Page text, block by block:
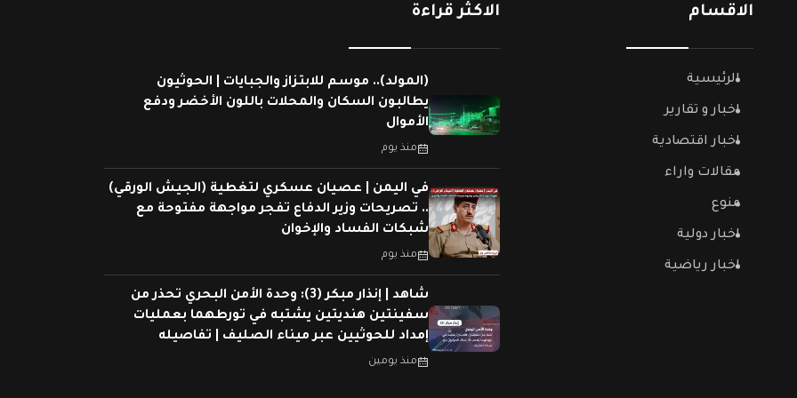
الاقسام
الرئيسية
اخبار و تقارير
اخبار اقتصادية
مقالات واراء
منوع
اخبار دولية
اخبار رياضية
الاكثر قراءة
(المولد).. موسم للابتزاز والجبايات | الحوثيون
يطالبون السكان والمحلات باللون الأخضر ودفع
الأموال
منذ يوم
في اليمن | عصيان عسكري لتغطية (الجيش الورقي)
.. تصريحات وزير الدفاع تفجر مواجهة مفتوحة مع
شبكات الفساد والإخوان
منذ يوم
شاهد | إنذار مبكر (3): وحدة الأمن البحري تحذر من
سفينتين هنديتين يشتبه في تورطهما بعمليات
إمداد للحوثيين عبر ميناء الصليف | تفاصيله
منذ يومين